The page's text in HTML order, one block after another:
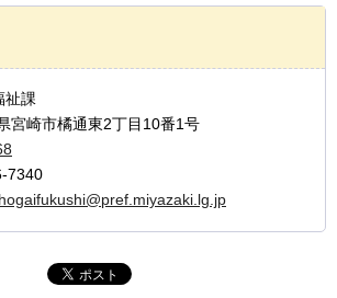
祉課
崎市橘通東2丁目10番1号
7340